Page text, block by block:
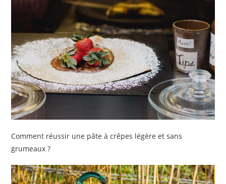
Comment réussir une pâte à crêpes légère et sans
grumeaux ?